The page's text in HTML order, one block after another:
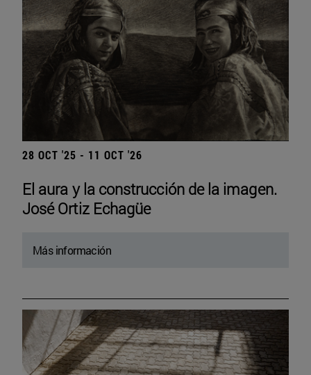
28 OCT '25 - 11 OCT '26
El aura y la construcción de la imagen.
José Ortiz Echagüe
Más información